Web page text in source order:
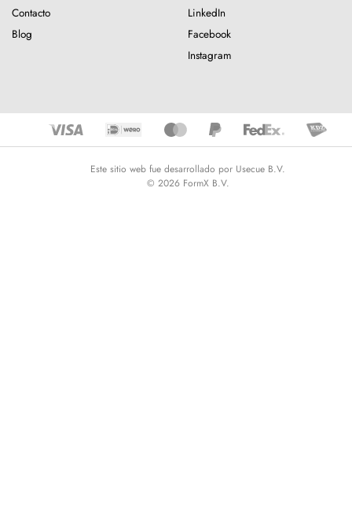
Contacto
Blog
LinkedIn
Facebook
Instagram
Este sitio web fue desarrollado por Usecue B.V.
© 2026 FormX B.V.